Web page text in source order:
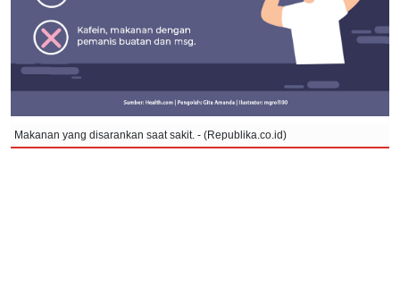
Makanan yang disarankan saat sakit. - (Republika.co.id)